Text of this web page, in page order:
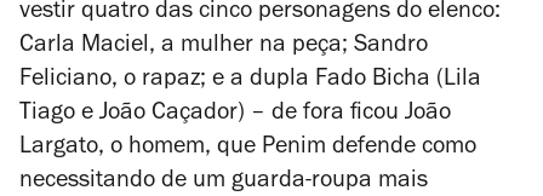
vestir quatro das cinco personagens do elenco:
Carla Maciel, a mulher na peça; Sandro
Feliciano, o rapaz; e a dupla Fado Bicha (Lila
Tiago e João Caçador) – de fora ficou João
Largato, o homem, que Penim defende como
necessitando de um guarda-roupa mais